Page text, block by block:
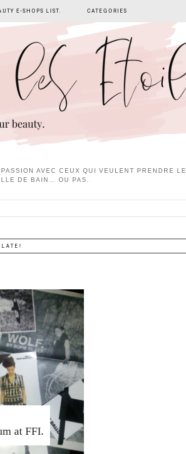
AVEC CEUX QUI VEULENT PRENDRE LE
DE BAIN… OU PAS.
E-SHOPS LIST. CATEGORIES
at FFI.